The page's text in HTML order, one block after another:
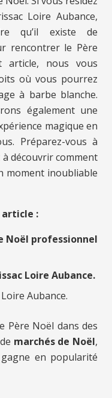
Loire Aubance,
qu’il existe de
rencontrer le Père
article, nous vous
où vous pourrez
à barbe blanche.
également une
magique en
Préparez-vous à
découvrir comment
moment inoubliable
article :
Noël professionnel
Loire Aubance.
Aubance.
Père Noël dans des
marchés de Noël,
en popularité